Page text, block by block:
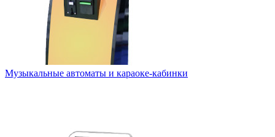
Музыкальные автоматы и караоке-кабинки